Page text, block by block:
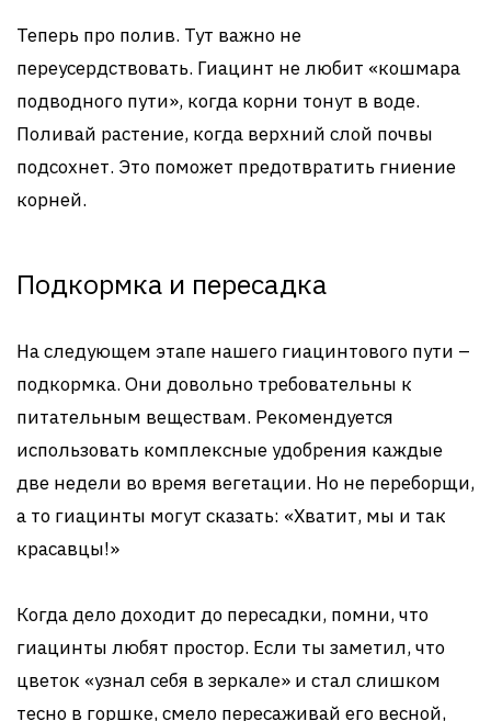
Теперь про полив. Тут важно не
переусердствовать. Гиацинт не любит «кошмара
подводного пути», когда корни тонут в воде.
Поливай растение, когда верхний слой почвы
подсохнет. Это поможет предотвратить гниение
корней.
Подкормка и пересадка
На следующем этапе нашего гиацинтового пути –
подкормка. Они довольно требовательны к
питательным веществам. Рекомендуется
использовать комплексные удобрения каждые
две недели во время вегетации. Но не переборщи,
а то гиацинты могут сказать: «Хватит, мы и так
красавцы!»
Когда дело доходит до пересадки, помни, что
гиацинты любят простор. Если ты заметил, что
цветок «узнал себя в зеркале» и стал слишком
тесно в горшке, смело пересаживай его весной,